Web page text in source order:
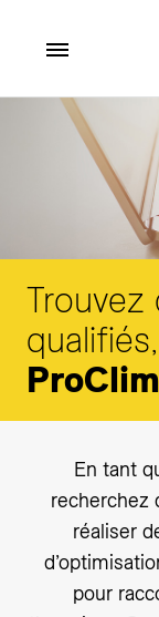
Aller au contenu
Trouvez
qualifiés,
En tant
recherchez
réaliser
pour